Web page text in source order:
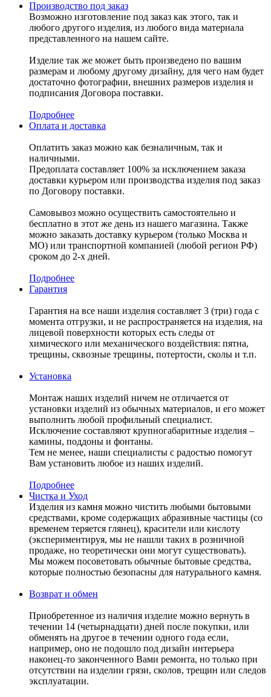
Производство под заказ
Возможно изготовление под заказ как этого, так и
любого другого изделия, из любого вида материала
представленного на нашем сайте.
Изделие так же может быть произведено по вашим
размерам и любому другому дизайну, для чего нам будет
достаточно фотографии, внешних размеров изделия и
подписания Договора поставки.
Подробнее
Оплата и доставка
Оплатить заказ можно как безналичным, так и
наличными.
Предоплата составляет 100% за исключением заказа
доставки курьером или производства изделия под заказ
по Договору поставки.
Самовывоз можно осуществить самостоятельно и
бесплатно в этот же день из нашего магазина. Также
можно заказать доставку курьером (только Москва и
МО) или транспортной компанией (любой регион РФ)
сроком до 2-х дней.
Подробнее
Гарантия
Гарантия на все наши изделия составляет 3 (три) года с
момента отгрузки, и не распространяется на изделия, на
лицевой поверхности которых есть следы от
химического или механического воздействия: пятна,
трещины, сквозные трещины, потертости, сколы и т.п.
Установка
Монтаж наших изделий ничем не отличается от
установки изделий из обычных материалов, и его может
выполнить любой профильный специалист.
Исключение составляют крупногабаритные изделия –
камины, поддоны и фонтаны.
Тем не менее, наши специалисты с радостью помогут
Вам установить любое из наших изделий.
Подробнее
Чистка и Уход
Изделия из камня можно чистить любыми бытовыми
средствами, кроме содержащих абразивные частицы (со
временем теряется глянец), красители или кислоту
(экспериментируя, мы не нашли таких в розничной
продаже, но теоретически они могут существовать).
Мы можем посоветовать обычные бытовые средства,
которые полностью безопасны для натурального камня.
Возврат и обмен
Приобретенное из наличия изделие можно вернуть в
течении 14 (четырнадцати) дней после покупки, или
обменять на другое в течении одного года если,
например, оно не подошло под дизайн интерьера
наконец-то законченного Вами ремонта, но только при
отсутствии на изделии грязи, сколов, трещин или следов
эксплуатации.